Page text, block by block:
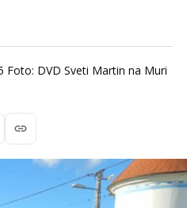
Foto: DVD Sveti Martin na Muri